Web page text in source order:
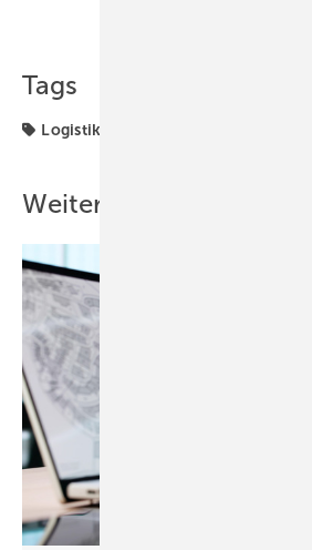
Tags
Logistikzentrum
Weitere Inhalte